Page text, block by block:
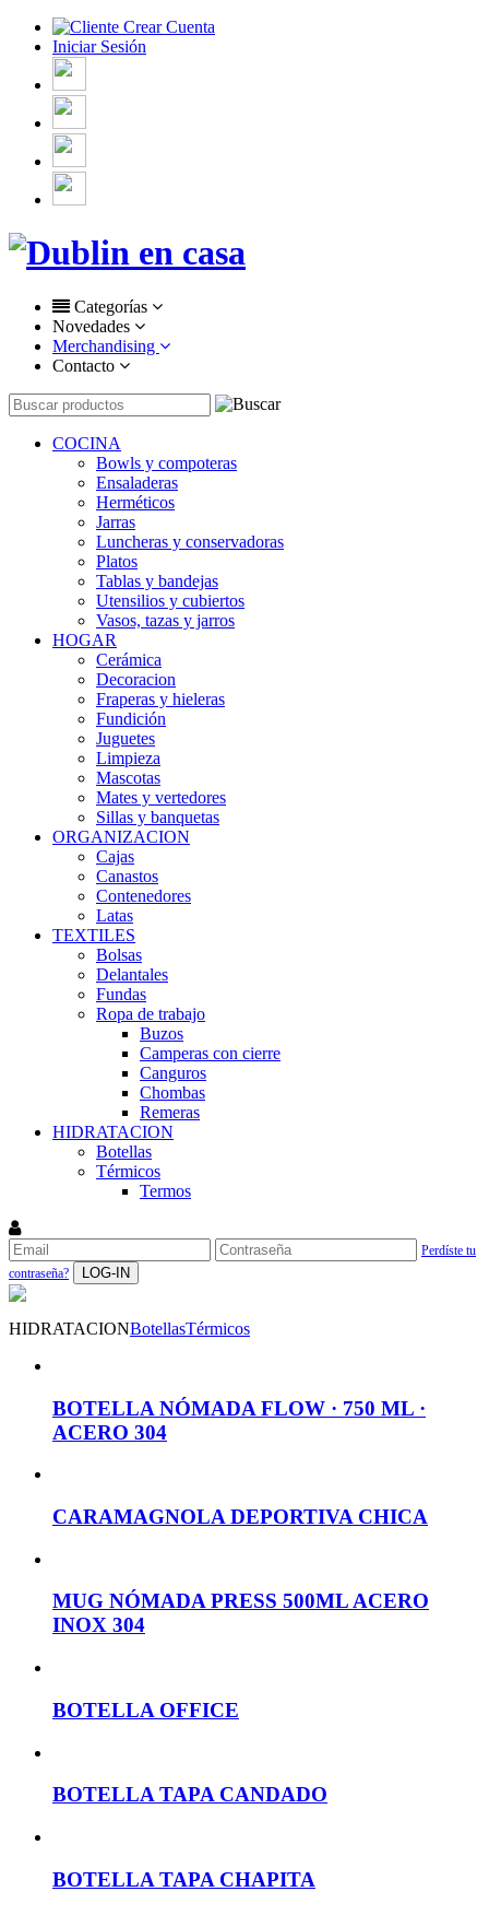
Crear Cuenta
Iniciar Sesión
Categorías
Novedades
Merchandising
Contacto
COCINA
Bowls y compoteras
Ensaladeras
Herméticos
Jarras
Luncheras y conservadoras
Platos
Tablas y bandejas
Utensilios y cubiertos
Vasos, tazas y jarros
HOGAR
Cerámica
Decoracion
Fraperas y hieleras
Fundición
Juguetes
Limpieza
Mascotas
Mates y vertedores
Sillas y banquetas
ORGANIZACION
Cajas
Canastos
Contenedores
Latas
TEXTILES
Bolsas
Delantales
Fundas
Ropa de trabajo
Buzos
Camperas con cierre
Canguros
Chombas
Remeras
HIDRATACION
Botellas
Térmicos
Termos
Perdíste tu
contraseña?
LOG-IN
HIDRATACIONBotellasTérmicos
BOTELLA NÓMADA FLOW · 750 ML ·
ACERO 304
CARAMAGNOLA DEPORTIVA CHICA
MUG NÓMADA PRESS 500ML ACERO
INOX 304
BOTELLA OFFICE
BOTELLA TAPA CANDADO
BOTELLA TAPA CHAPITA